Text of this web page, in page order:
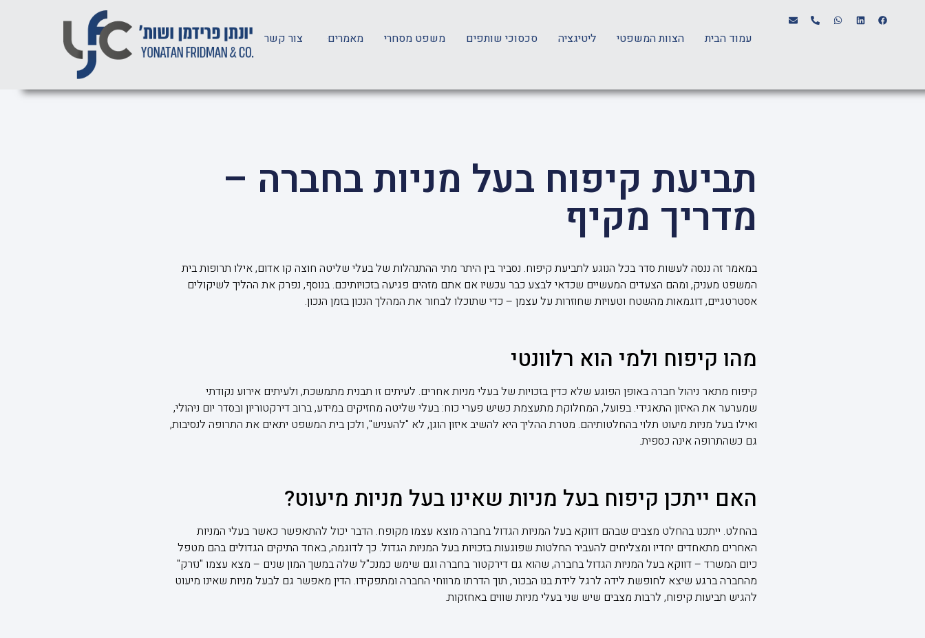
עמוד הבית הצוות המשפטי ליטיגציה סכסוכי שותפים משפט מסחרי מאמרים צור קשר
תביעת קיפוח בעל מניות בחברה –
מדריך מקיף
במאמר זה ננסה לעשות סדר בכל הנוגע לתביעת קיפוח. נסביר בין היתר מתי ההתנהלות של בעלי שליטה חוצה קו אדום, אילו תרופות בית
המשפט מעניק, ומהם הצעדים המעשיים שכדאי לבצע כבר עכשיו אם אתם מזהים פגיעה בזכויותיכם. בנוסף, נפרק את ההליך לשיקולים
אסטרטגיים, דוגמאות מהשטח וטעויות שחוזרות על עצמן – כדי שתוכלו לבחור את המהלך הנכון בזמן הנכון.
מהו קיפוח ולמי הוא רלוונטי
קיפוח מתאר ניהול חברה באופן הפוגע שלא כדין בזכויות של בעלי מניות אחרים. לעיתים זו תבנית מתמשכת, ולעיתים אירוע נקודתי
שמערער את האיזון התאגידי. בפועל, המחלוקת מתעצמת כשיש פערי כוח: בעלי שליטה מחזיקים במידע, ברוב דירקטוריון ובסדר יום ניהולי,
ואילו בעל מניות מיעוט תלוי בהחלטותיהם. מטרת ההליך היא להשיב איזון הוגן, לא "להעניש", ולכן בית המשפט יתאים את התרופה לנסיבות,
גם כשהתרופה אינה כספית.
האם ייתכן קיפוח בעל מניות שאינו בעל מניות מיעוט?
בהחלט. ייתכנו בהחלט מצבים שבהם דווקא בעל המניות הגדול בחברה מוצא עצמו מקופח. הדבר יכול להתאפשר כאשר בעלי המניות
האחרים מתאחדים יחדיו ומצליחים להעביר החלטות שפוגעות בזכויות בעל המניות הגדול. כך לדוגמה, באחד התיקים הגדולים בהם מטפל
כיום המשרד – דווקא בעל המניות הגדול בחברה, שהוא גם דירקטור בחברה וגם שימש כמנכ"ל שלה במשך המון שנים – מצא עצמו "נזרק"
מהחברה ברגע שיצא לחופשת לידה לרגל לידת בנו הבכור, תוך הדרתו מרווחי החברה ומתפקידו. הדין מאפשר גם לבעל מניות שאינו מיעוט
להגיש תביעות קיפוח, לרבות מצבים שיש שני בעלי מניות שווים באחזקות.